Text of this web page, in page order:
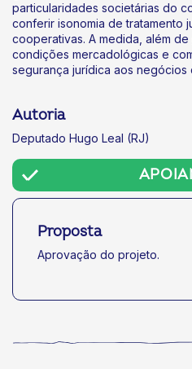
particularidades societárias do
conferir isonomia de tratamento
cooperativas. A medida, além
condições mercadológicas e
segurança jurídica aos negócios
Autoria
Deputado Hugo Leal (RJ)
Proposta
Aprovação do projeto.